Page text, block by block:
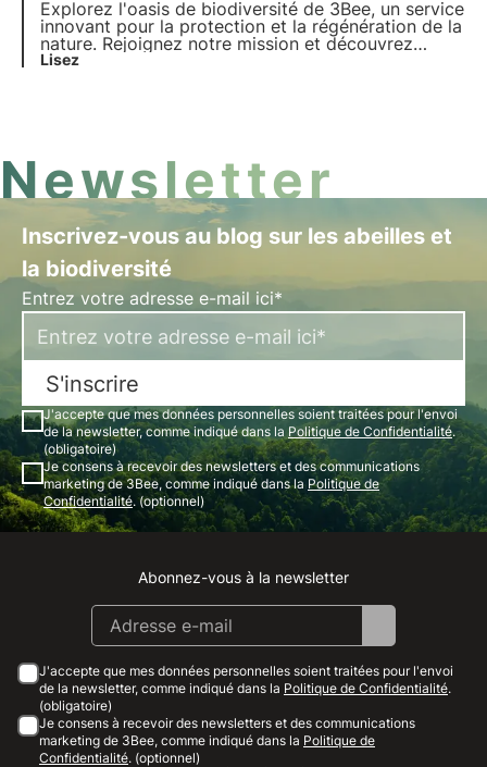
pollinisateurs.
Explorez l'oasis de biodiversité de 3Bee, un service
innovant pour la protection et la régénération de la
nature. Rejoignez notre mission et découvrez
comment la technologie et le développement
Lisez
Newsletter
Inscrivez-vous au blog sur les abeilles et
la biodiversité
Entrez votre adresse e-mail ici*
S'inscrire
J'accepte que mes données personnelles soient traitées pour l'envoi
de la newsletter, comme indiqué dans la Politique de Confidentialité.
(obligatoire)
Je consens à recevoir des newsletters et des communications
marketing de 3Bee, comme indiqué dans la Politique de
Confidentialité. (optionnel)
Instagram
Facebook
Linkedin
Youtube
Abonnez-vous à la newsletter
J'accepte que mes données personnelles soient traitées pour l'envoi
de la newsletter, comme indiqué dans la Politique de Confidentialité.
(obligatoire)
Je consens à recevoir des newsletters et des communications
marketing de 3Bee, comme indiqué dans la Politique de
Confidentialité. (optionnel)